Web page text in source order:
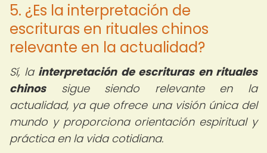
5. ¿Es la interpretación de
escrituras en rituales chinos
relevante en la actualidad?
Sí, la interpretación de escrituras en rituales
chinossigue siendo relevante en la
actualidad, ya que ofrece una visión única del
mundo y proporciona orientación espiritual y
práctica en la vida cotidiana.